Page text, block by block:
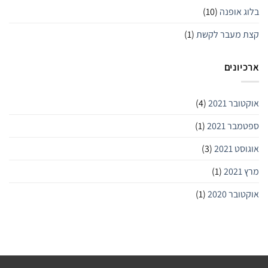
בלוג אופנה (10)
קצת מעבר לקשת(1)
ארכיונים
אוקטובר 2021
(4)
ספטמבר 2021
(1)
אוגוסט 2021
(3)
מרץ 2021
(1)
אוקטובר 2020
(1)